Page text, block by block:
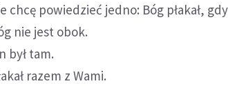
chcę powiedzieć jedno: Bóg płakał,
nie jest obok.
był tam.
razem z Wami.